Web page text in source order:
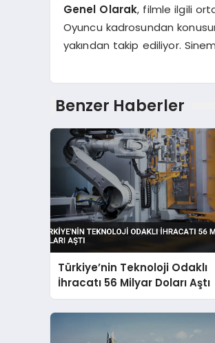
Genel Olarak, filmle ilgili
Oyuncu kadrosundan
yakından takip ediliyor.
Benzer Haberler
Türkiye’nin Teknoloji Odaklı
İhracatı 56 Milyar Doları Aştı